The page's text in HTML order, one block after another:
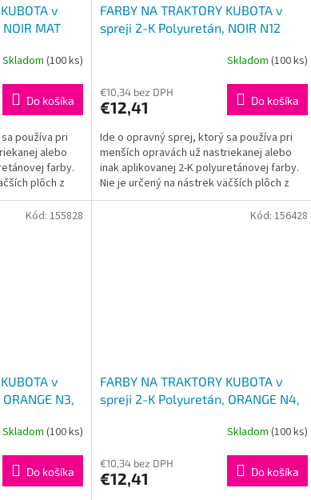
v
MAT
Skladom (100 ks)
Do košíka
používa pri
alebo
farby.
plôch z
FARBY NA TRAKTORY KUBOTA v
spreji 2-K Polyuretán, NOIR N12
Skladom (100 ks)
€10,34 bez DPH
€12,41 Do košíka
Ide o opravný sprej, ktorý sa používa pri
menších opravách už nastriekanej alebo
inak aplikovanej 2-K polyuretánovej farby.
Nie je určený na nástrek väčších plôch z
dôvodu...
v
N3,
Skladom (100 ks)
Do košíka
Kód: 155828
FARBY NA TRAKTORY KUBOTA v
spreji 2-K Polyuretán, ORANGE N4,
Skladom (100 ks)
€10,34 bez DPH
€12,41 Do košíka
Kód: 156428